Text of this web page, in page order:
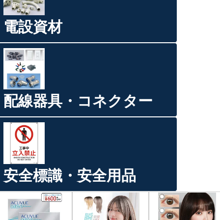
電設資材
配線器具・コネクター
安全標識・安全用品